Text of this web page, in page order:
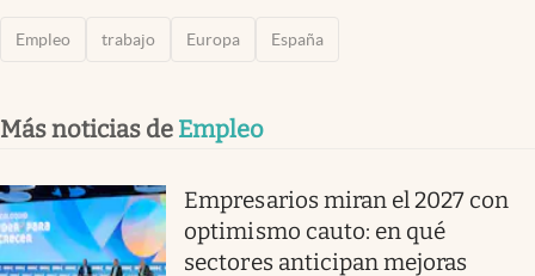
Empleo trabajo Europa España
Más noticias de Empleo
Empresarios miran el 2027 con
optimismo cauto: en qué
sectores anticipan mejoras